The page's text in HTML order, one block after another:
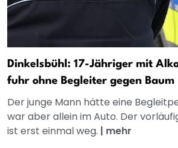
Dinkelsbühl: 17-Jähriger mit
fuhr ohne Begleiter gegen Baum
Der junge Mann hätte eine
war aber allein im Auto. Der
ist erst einmal weg. | mehr